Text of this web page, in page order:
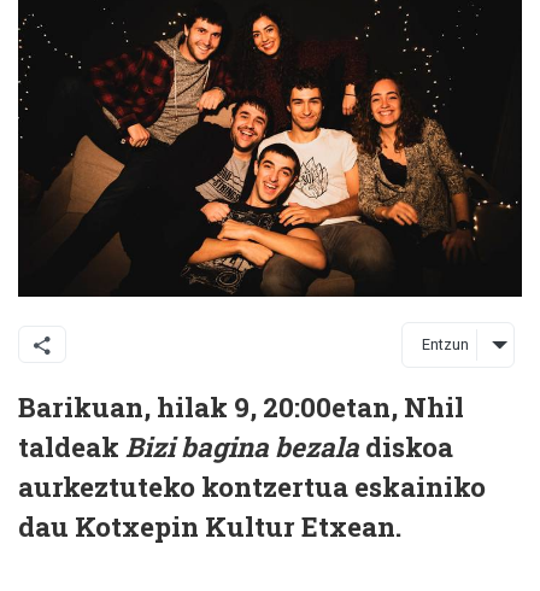
Entzun
Barikuan, hilak 9, 20:00etan, Nhil
taldeak Bizi bagina bezala diskoa
aurkeztuteko kontzertua eskainiko
dau Kotxepin Kultur Etxean.